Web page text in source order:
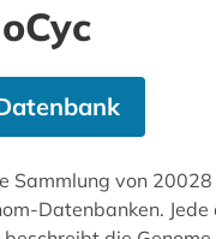
Sammlung von 20028
Datenbanken. Jede